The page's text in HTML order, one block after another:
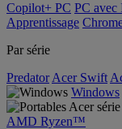
Copilot+ PC PC avec
Apprentissage
Par série
Predator Acer Swift
Windows
AMD Ryzen™